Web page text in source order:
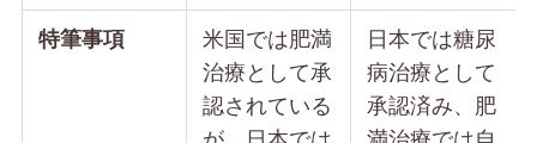
特筆事項
米国では肥満
治療として承
認されている
日本では糖尿
病治療として
承認済み、肥